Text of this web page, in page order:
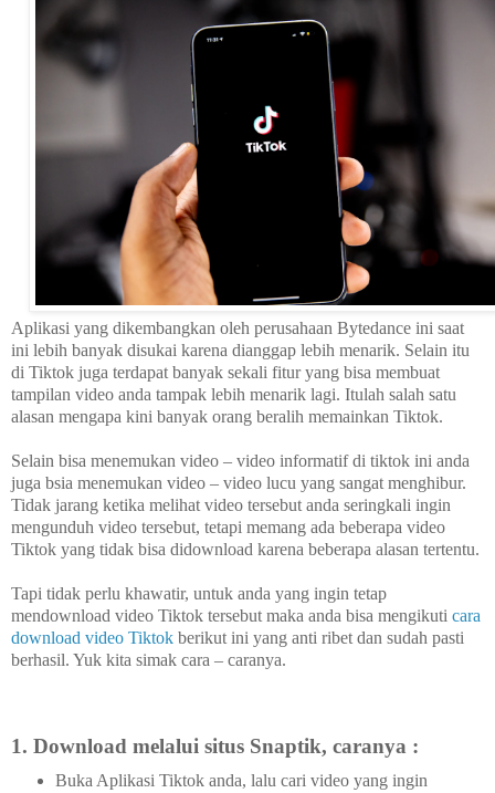
Aplikasi yang dikembangkan oleh perusahaan Bytedance ini saat
ini lebih banyak disukai karena dianggap lebih menarik. Selain itu
di Tiktok juga terdapat banyak sekali fitur yang bisa membuat
tampilan video anda tampak lebih menarik lagi. Itulah salah satu
alasan mengapa kini banyak orang beralih memainkan Tiktok.
Selain bisa menemukan video – video informatif di tiktok ini anda
juga bsia menemukan video – video lucu yang sangat menghibur.
Tidak jarang ketika melihat video tersebut anda seringkali ingin
mengunduh video tersebut, tetapi memang ada beberapa video
Tiktok yang tidak bisa didownload karena beberapa alasan tertentu.
Tapi tidak perlu khawatir, untuk anda yang ingin tetap
mendownload video Tiktok tersebut maka anda bisa mengikuti cara
download video Tiktok berikut ini yang anti ribet dan sudah pasti
berhasil. Yuk kita simak cara – caranya.
1. Download melalui situs Snaptik, caranya :
Buka Aplikasi Tiktok anda, lalu cari video yang ingin